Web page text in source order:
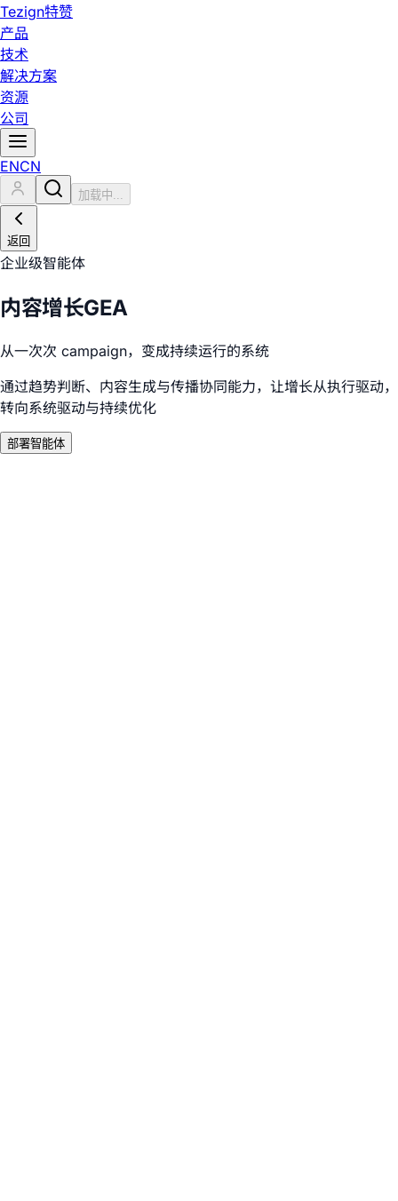
Tezign特赞
产品
技术
解决方案
资源
公司
ENCN
加载中...
返回
企业级智能体
内容增长GEA
从一次次 campaign，变成持续运行的系统
通过趋势判断、内容生成与传播协同能力，让增长从执行驱动，
转向系统驱动与持续优化
部署智能体